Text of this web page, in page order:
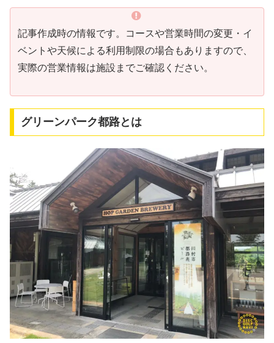
記事作成時の情報です。コースや営業時間の変更・イ
ベントや天候による利用制限の場合もありますので、
実際の営業情報は施設までご確認ください。
グリーンパーク都路とは